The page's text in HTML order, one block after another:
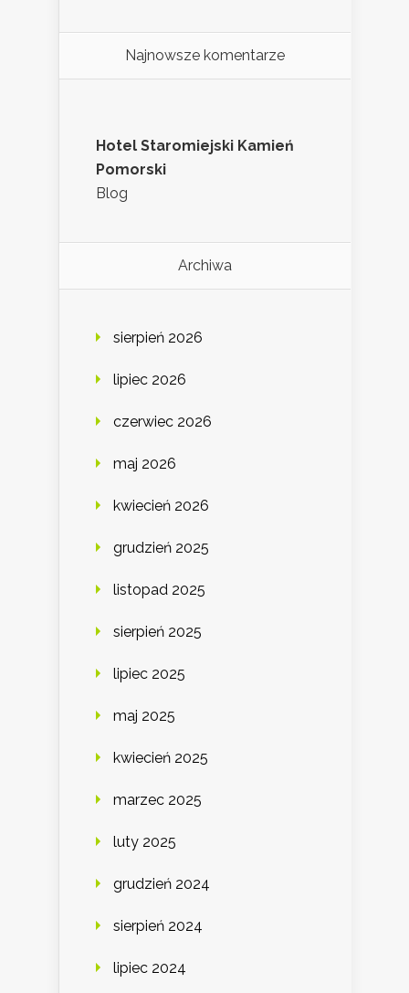
Najnowsze komentarze
Hotel Staromiejski Kamień
Pomorski
Blog
Archiwa
sierpień 2026
lipiec 2026
czerwiec 2026
maj 2026
kwiecień 2026
grudzień 2025
listopad 2025
sierpień 2025
lipiec 2025
maj 2025
kwiecień 2025
marzec 2025
luty 2025
grudzień 2024
sierpień 2024
lipiec 2024